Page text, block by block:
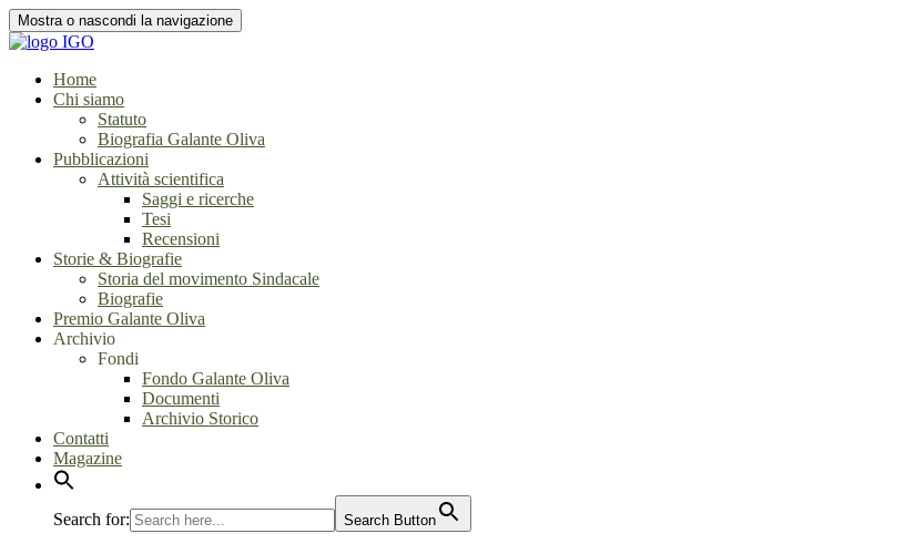
Mostra o nascondi la navigazione
Salta
Home
Chi siamo
Statuto
Biografia Galante Oliva
Pubblicazioni
Attività scientifica
Saggi e ricerche
Tesi
Recensioni
Storie & Biografie
Storia del movimento Sindacale
Biografie
Premio Galante Oliva
Archivio
Fondi
Fondo Galante Oliva
Documenti
Archivio Storico
Contatti
Magazine
Search for: Search Button